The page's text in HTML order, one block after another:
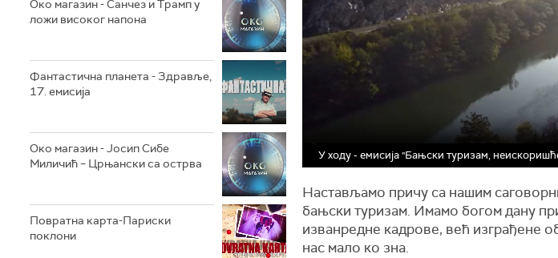
Око магазин - Санчез и Трамп у
ложи високог напона
Фантастична планета - Здравље,
17. емисија
Око магазин - Јосип Сибе
Миличић – Црњански са острва
Повратна карта-Париски
поклони
У ходу - емисија "Бањски туризам,
Настављамо причу са нашим
бањски туризам. Имамо богом дану
изванредне кадрове, већ изграђене
нас мало ко зна.